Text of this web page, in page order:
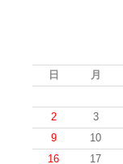
日 月
2
3
9
10
16
17